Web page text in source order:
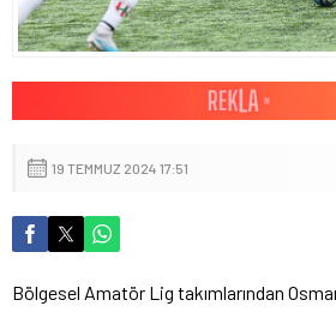
19 TEMMUZ 2024 17:51
Bölgesel Amatör Lig takımlarından